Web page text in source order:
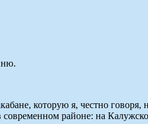
которую я, честно
современном районе: на